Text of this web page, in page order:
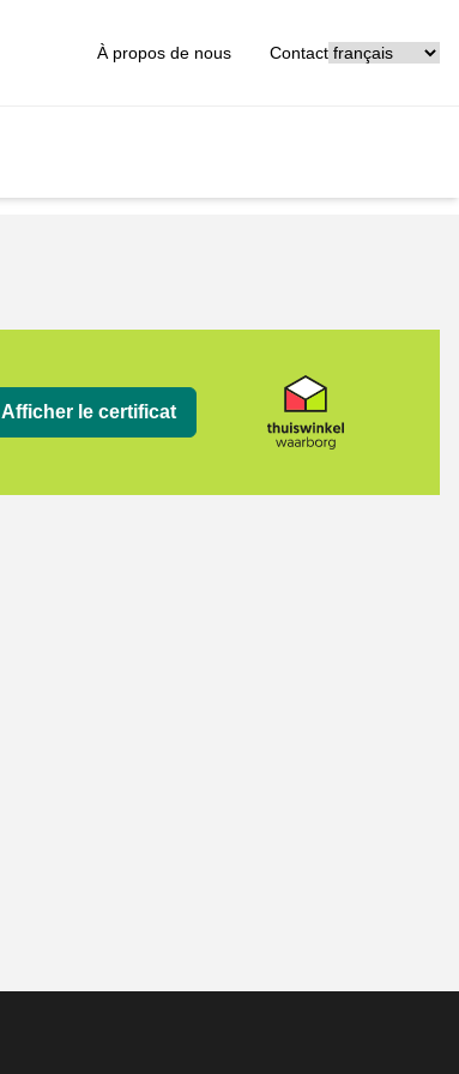
À propos de nous Contact
Afficher le certificat